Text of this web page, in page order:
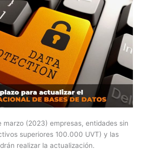
marzo (2023) empresas, entidades sin
superiores 100.000 UVT) y las
realizar la actualización.